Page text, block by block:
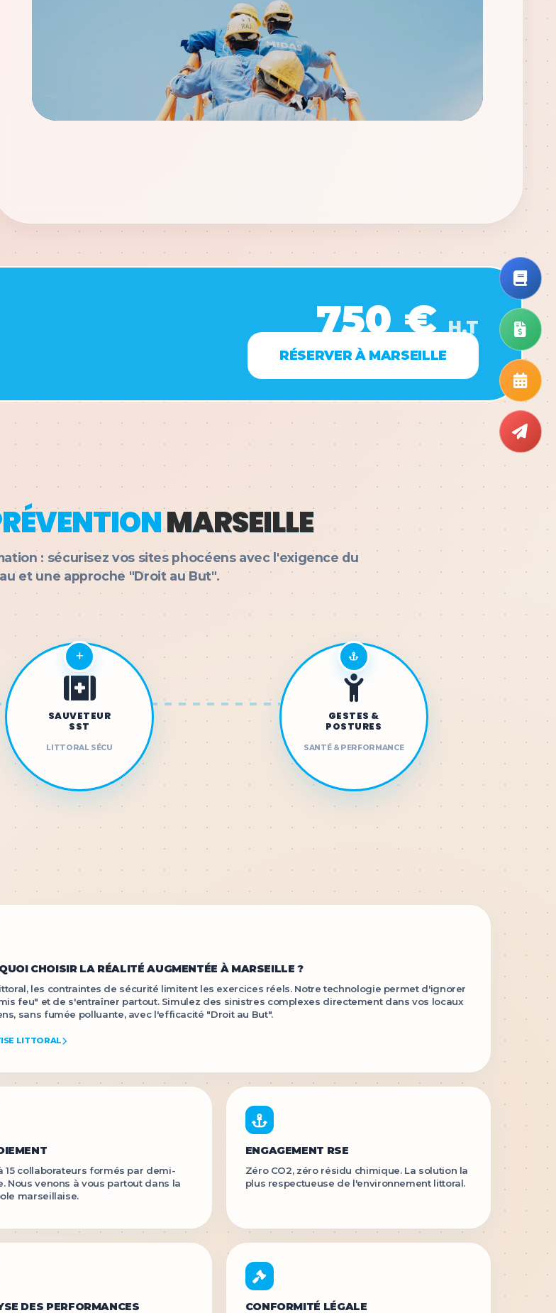
750 €H.T
RÉSERVER À MARSEILLE
MARSEILLE
: sécurisez vos sites phocéens avec l'exigence du
et une approche "Droit au But".
SAUVETEUR
SST
LITTORAL SÉCU
GESTES &
POSTURES
SANTÉ & PERFORMANCE
CHOISIR LA RÉALITÉ AUGMENTÉE À MARSEILLE ?
les contraintes de sécurité limitent les exercices réels. Notre technologie permet d'ignorer
feu" et de s'entraîner partout. Simulez des sinistres complexes directement dans vos locaux
sans fumée polluante, avec l'efficacité "Droit au But".
LITTORAL
15 collaborateurs formés par demi-
Nous venons à vous partout dans la
marseillaise.
ENGAGEMENT RSE
Zéro CO2, zéro résidu chimique. La solution la
plus respectueuse de l'environnement littoral.
DES PERFORMANCES CONFORMITÉ LÉGALE